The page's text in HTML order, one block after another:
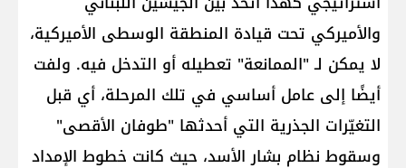
والأميركي تحت قيادة المنطقة الوسطى الأميركية،
لا يمكن لـ "الممانعة" تعطيله أو التدخل فيه. ولفت
أيضًا إلى عامل أساسي في تلك المرحلة، أي قبل
التغيّرات الجذرية التي أحدثها "طوفان الأقصى"
وسقوط نظام بشار الأسد، حيث كانت خطوط الإمداد